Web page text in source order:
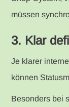
müssen
3. Klar
Je klarer
können
Besonders bei